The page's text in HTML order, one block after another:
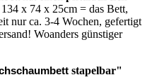
x 74 x 25cm = das Bett,
nur ca. 3-4 Wochen, gefertigt
Woanders günstiger
stapelbar"